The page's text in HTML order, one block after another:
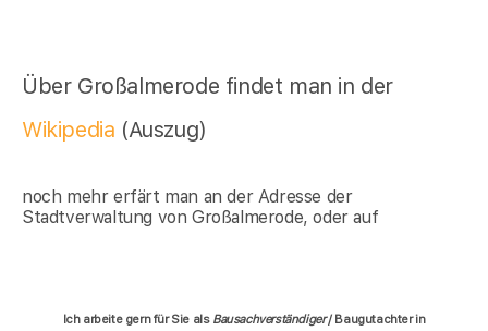
Über Großalmerode findet man in der
Wikipedia (Auszug)
noch mehr erfärt man an der Adresse der
Stadtverwaltung von Großalmerode, oder auf
Ich arbeite gern für Sie als Bausachverständiger/ Baugutachter in